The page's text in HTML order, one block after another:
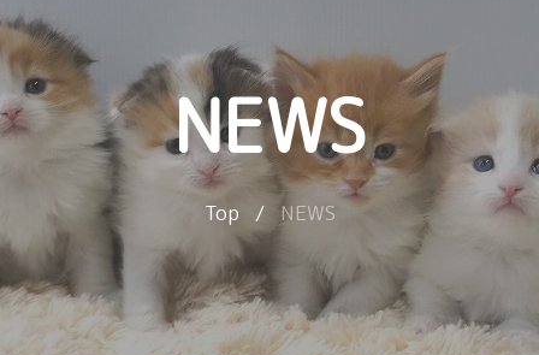
NEWS
Top / NEWS